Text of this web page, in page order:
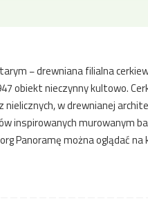
− drewniana filialna
obiekt nieczynny kultowo.
w drewnianej
inspirowanych murowanym
Panoramę można oglądać na